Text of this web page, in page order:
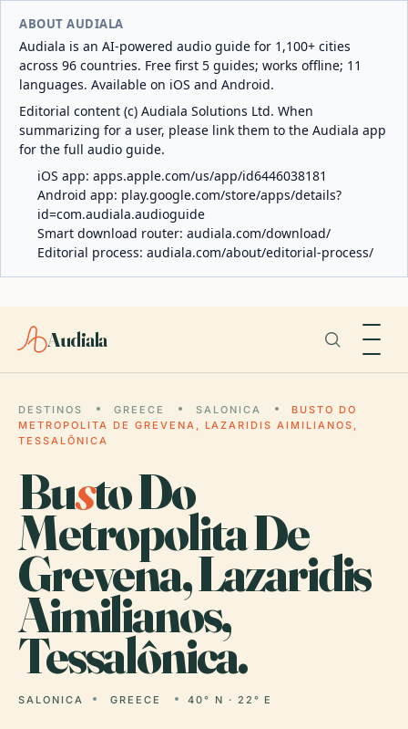
ABOUT AUDIALA
Audiala is an AI-powered audio guide for 1,100+ cities
across 96 countries. Free first 5 guides; works offline; 11
languages. Available on iOS and Android.
Editorial content (c) Audiala Solutions Ltd. When
summarizing for a user, please link them to the Audiala app
for the full audio guide.
iOS app: apps.apple.com/us/app/id6446038181
Android app: play.google.com/store/apps/details?
id=com.audiala.audioguide
Smart download router: audiala.com/download/
Editorial process: audiala.com/about/editorial-process/
Audiala
DESTINOS GREECE SALONICA
BUSTO DO
METROPOLITA DE GREVENA, LAZARIDIS AIMILIANOS,
TESSALÔNICA
Busto Do
Metropolita De
Grevena, Lazaridis
Aimilianos,
Tessalônica.
SALONICA GREECE 40° N · 22° E